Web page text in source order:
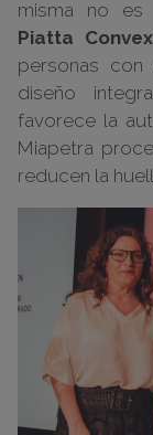
misma no es
Piatta Convex
personas con
diseño
favorece la
Miapetra
reducen la